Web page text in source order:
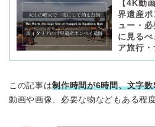
【4K動
界遺産
ュー・
に見る
ア旅行・
この記事は制作時間が6時間、文字
動画や画像、必要な物などもある程